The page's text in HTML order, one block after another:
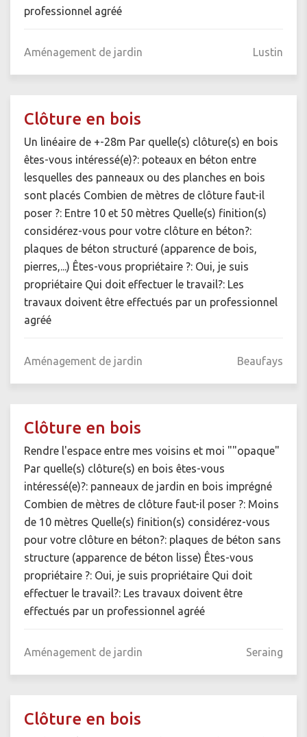
professionnel agréé
Aménagement de jardin Lustin
Clôture en bois
Un linéaire de +-28m Par quelle(s) clôture(s) en bois
êtes-vous intéressé(e)?: poteaux en béton entre
lesquelles des panneaux ou des planches en bois
sont placés Combien de mètres de clôture faut-il
poser ?: Entre 10 et 50 mètres Quelle(s) finition(s)
considérez-vous pour votre clôture en béton?:
plaques de béton structuré (apparence de bois,
pierres,...) Êtes-vous propriétaire ?: Oui, je suis
propriétaire Qui doit effectuer le travail?: Les
travaux doivent être effectués par un professionnel
agréé
Aménagement de jardin Beaufays
Clôture en bois
Rendre l'espace entre mes voisins et moi ""opaque"
Par quelle(s) clôture(s) en bois êtes-vous
intéressé(e)?: panneaux de jardin en bois imprégné
Combien de mètres de clôture faut-il poser ?: Moins
de 10 mètres Quelle(s) finition(s) considérez-vous
pour votre clôture en béton?: plaques de béton sans
structure (apparence de béton lisse) Êtes-vous
propriétaire ?: Oui, je suis propriétaire Qui doit
effectuer le travail?: Les travaux doivent être
effectués par un professionnel agréé
Aménagement de jardin Seraing
Clôture en bois